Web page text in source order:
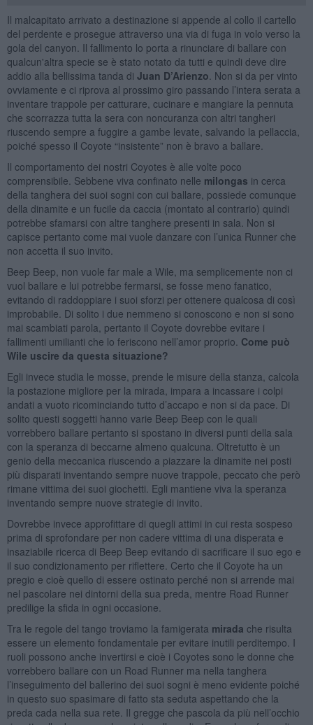
Il malcapitato arrivato a destinazione si appende al collo il cartello
del perdente e prosegue attraverso una via di fuga in volo verso la
gola del canyon. Il fallimento lo porta a rinunciare di ballare con
qualcun'altra specie se è stato notato da tutti e quindi deve dire
addio alla bellissima tanda di Juan D’Arienzo . Non si da per vinto
ovviamente e ci riprova al prossimo giro passando l’intera serata a
inventare trappole per catturare, cucinare e mangiare la pennuta
che scorrazza tutta la sera con noncuranza con altri tangheri
riuscendo sempre a fuggire a gambe levate, salvando la pellaccia,
poiché spesso il Coyote “insistente” non è bravo a ballare.
Il comportamento dei nostri Coyotes è alle volte poco
comprensibile. Sebbene viva confinato nelle milongas in cerca
della tanghera dei suoi sogni con cui ballare, possiede comunque
della dinamite e un fucile da caccia (montato al contrario) quindi
potrebbe sfamarsi con altre tanghere presenti in sala. Non si
capisce pertanto come mai vuole danzare con l’unica Runner che
non accetta il suo invito.
Beep Beep, non vuole far male a Wile, ma semplicemente non ci
vuol ballare e lui potrebbe fermarsi, se fosse meno fanatico,
evitando di raddoppiare i suoi sforzi per ottenere qualcosa di così
improbabile. Di solito i due nemmeno si conoscono e non si sono
mai scambiati parola, pertanto il Coyote dovrebbe evitare i
fallimenti umilianti che lo feriscono nell’amor proprio. Come può
Wile uscire da questa situazione?
Egli invece studia le mosse, prende le misure della stanza, calcola
la postazione migliore per la mirada, impara a incassare i colpi
andati a vuoto ricominciando tutto d’accapo e non si da pace. Di
solito questi soggetti hanno varie Beep Beep con le quali
vorrebbero ballare pertanto si spostano in diversi punti della sala
con la speranza di beccarne almeno qualcuna. Oltretutto è un
genio della meccanica riuscendo a piazzare la dinamite nei posti
più disparati inventando sempre nuove trappole, peccato che però
rimane vittima dei suoi giochetti. Egli mantiene viva la speranza
inventando sempre nuove strategie di invito.
Dovrebbe invece approfittare di quegli attimi in cui resta sospeso
prima di sprofondare per non cadere vittima di una disperata e
insaziabile ricerca di Beep Beep evitando di sacrificare il suo ego e
il suo condizionamento per riflettere. Certo che il Coyote ha un
pregio e cioè quello di essere ostinato perché non si arrende mai
nel pascolare nei dintorni della sua preda, mentre Road Runner
predilige la sfida in ogni occasione.
Tra le regole del tango troviamo la famigerata mirada che risulta
essere un elemento fondamentale per evitare inutili perditempo. I
ruoli possono anche invertirsi e cioè i Coyotes sono le donne che
vorrebbero ballare con un Road Runner ma nella tanghera
l’inseguimento del ballerino dei suoi sogni è meno evidente poiché
in questo suo spasimare di fatto sta seduta aspettando che la
preda cada nella sua rete. Il gregge che pascola da più nell’occhio